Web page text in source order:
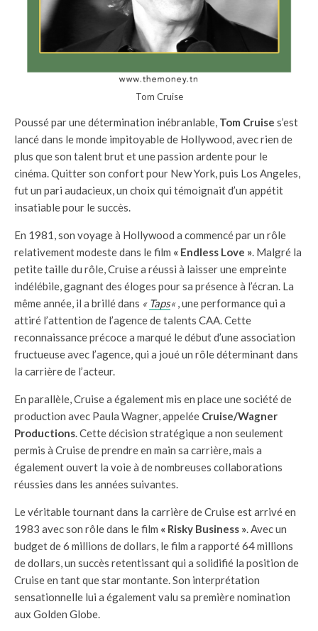
Tom Cruise
Poussé par une détermination inébranlable, Tom Cruise s’est
lancé dans le monde impitoyable de Hollywood, avec rien de
plus que son talent brut et une passion ardente pour le
cinéma. Quitter son confort pour New York, puis Los Angeles,
fut un pari audacieux, un choix qui témoignait d’un appétit
insatiable pour le succès.
En 1981, son voyage à Hollywood a commencé par un rôle
relativement modeste dans le film « Endless Love ». Malgré la
petite taille du rôle, Cruise a réussi à laisser une empreinte
indélébile, gagnant des éloges pour sa présence à l’écran. La
même année, il a brillé dans « Taps«, une performance qui a
attiré l’attention de l’agence de talents CAA. Cette
reconnaissance précoce a marqué le début d’une association
fructueuse avec l’agence, qui a joué un rôle déterminant dans
la carrière de l’acteur.
En parallèle, Cruise a également mis en place une société de
production avec Paula Wagner, appelée Cruise/Wagner
Productions. Cette décision stratégique a non seulement
permis à Cruise de prendre en main sa carrière, mais a
également ouvert la voie à de nombreuses collaborations
réussies dans les années suivantes.
Le véritable tournant dans la carrière de Cruise est arrivé en
1983 avec son rôle dans le film « Risky Business ». Avec un
budget de 6 millions de dollars, le film a rapporté 64 millions
de dollars, un succès retentissant qui a solidifié la position de
Cruise en tant que star montante. Son interprétation
sensationnelle lui a également valu sa première nomination
aux Golden Globe.